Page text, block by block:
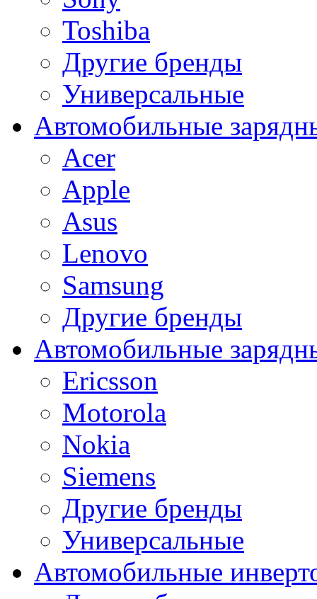
Toshiba
Другие бренды
Универсальные
Автомобильные
Acer
Apple
Asus
Lenovo
Samsung
Другие бренды
Автомобильные
Ericsson
Motorola
Nokia
Siemens
Другие бренды
Универсальные
Автомобильные